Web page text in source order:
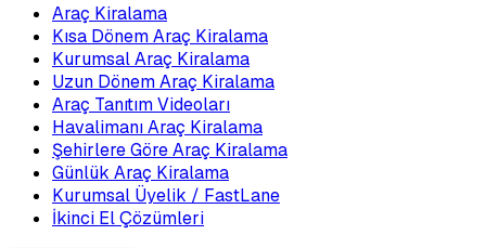
Araç Kiralama
Kısa Dönem Araç Kiralama
Kurumsal Araç Kiralama
Uzun Dönem Araç Kiralama
Araç Tanıtım Videoları
Havalimanı Araç Kiralama
Şehirlere Göre Araç Kiralama
Günlük Araç Kiralama
Kurumsal Üyelik / FastLane
İkinci El Çözümleri